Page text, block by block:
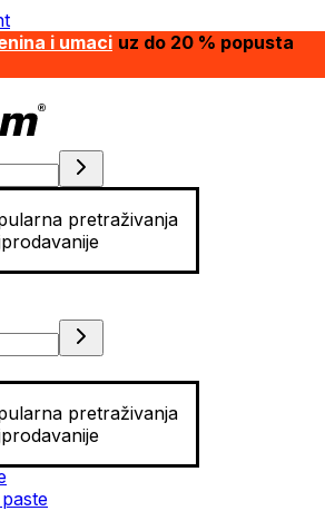
i umaci uz do 20 % popusta
pretraživanja
pretraživanja